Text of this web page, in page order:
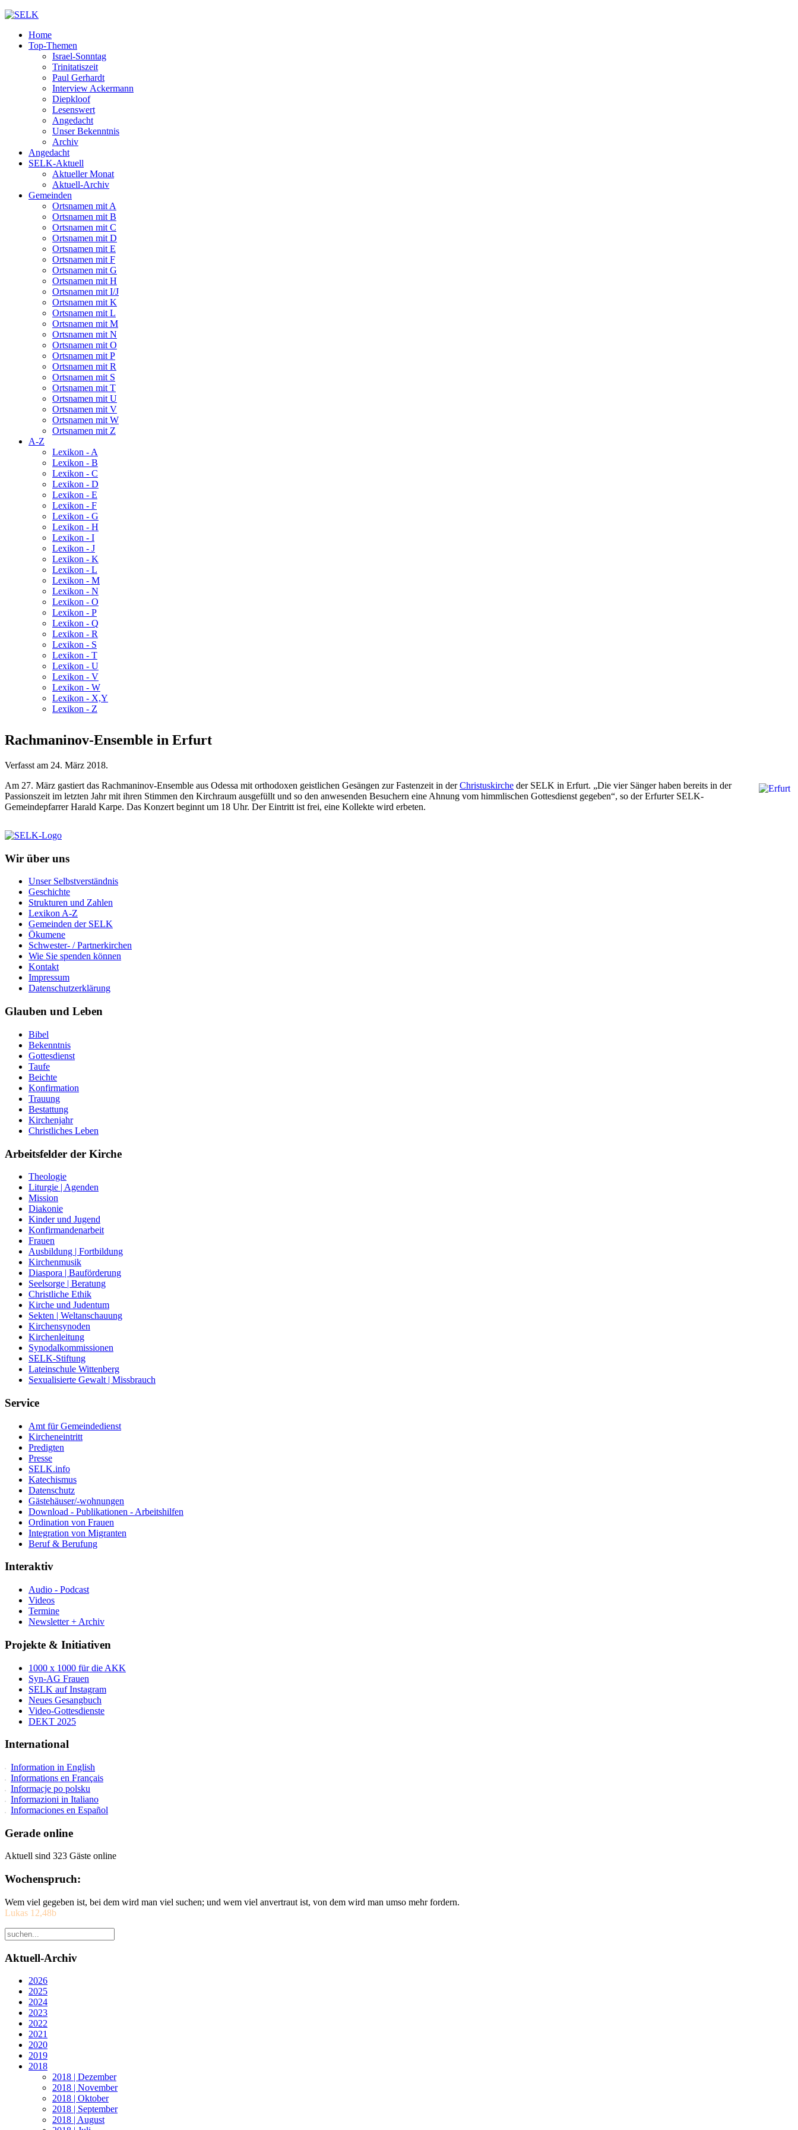
Home
Top-Themen
Israel-Sonntag
Trinitatiszeit
Paul Gerhardt
Interview Ackermann
Diepkloof
Lesenswert
Angedacht
Unser Bekenntnis
Archiv
Angedacht
SELK-Aktuell
Aktueller Monat
Aktuell-Archiv
Gemeinden
Ortsnamen mit A
Ortsnamen mit B
Ortsnamen mit C
Ortsnamen mit D
Ortsnamen mit E
Ortsnamen mit F
Ortsnamen mit G
Ortsnamen mit H
Ortsnamen mit I/J
Ortsnamen mit K
Ortsnamen mit L
Ortsnamen mit M
Ortsnamen mit N
Ortsnamen mit O
Ortsnamen mit P
Ortsnamen mit R
Ortsnamen mit S
Ortsnamen mit T
Ortsnamen mit U
Ortsnamen mit V
Ortsnamen mit W
Ortsnamen mit Z
A-Z
Lexikon - A
Lexikon - B
Lexikon - C
Lexikon - D
Lexikon - E
Lexikon - F
Lexikon - G
Lexikon - H
Lexikon - I
Lexikon - J
Lexikon - K
Lexikon - L
Lexikon - M
Lexikon - N
Lexikon - O
Lexikon - P
Lexikon - Q
Lexikon - R
Lexikon - S
Lexikon - T
Lexikon - U
Lexikon - V
Lexikon - W
Lexikon - X,Y
Lexikon - Z
Rachmaninov-Ensemble in Erfurt
Verfasst am 24. März 2018.
Am 27. März gastiert das Rachmaninov-Ensemble aus Odessa mit orthodoxen geistlichen Gesängen zur Fastenzeit in derChristuskirche der SELK in Erfurt. „Die vier Sänger haben bereits in der
Passionszeit im letzten Jahr mit ihren Stimmen den Kirchraum ausgefüllt und so den anwesenden Besuchern eine Ahnung vom himmlischen Gottesdienst gegeben“, so der Erfurter SELK-
Gemeindepfarrer Harald Karpe. Das Konzert beginnt um 18 Uhr. Der Eintritt ist frei, eine Kollekte wird erbeten.
Wir über uns
Unser Selbstverständnis
Geschichte
Strukturen und Zahlen
Lexikon A-Z
Gemeinden der SELK
Ökumene
Schwester- / Partnerkirchen
Wie Sie spenden können
Kontakt
Impressum
Datenschutzerklärung
Glauben und Leben
Bibel
Bekenntnis
Gottesdienst
Taufe
Beichte
Konfirmation
Trauung
Bestattung
Kirchenjahr
Christliches Leben
Arbeitsfelder der Kirche
Theologie
Liturgie | Agenden
Mission
Diakonie
Kinder und Jugend
Konfirmandenarbeit
Frauen
Ausbildung | Fortbildung
Kirchenmusik
Diaspora | Bauförderung
Seelsorge | Beratung
Christliche Ethik
Kirche und Judentum
Sekten | Weltanschauung
Kirchensynoden
Kirchenleitung
Synodalkommissionen
SELK-Stiftung
Lateinschule Wittenberg
Sexualisierte Gewalt | Missbrauch
Service
Amt für Gemeindedienst
Kircheneintritt
Predigten
Presse
SELK.info
Katechismus
Datenschutz
Gästehäuser/-wohnungen
Download - Publikationen - Arbeitshilfen
Ordination von Frauen
Integration von Migranten
Beruf & Berufung
Interaktiv
Audio - Podcast
Videos
Termine
Newsletter + Archiv
Projekte & Initiativen
1000 x 1000 für die AKK
Syn-AG Frauen
SELK auf Instagram
Neues Gesangbuch
Video-Gottesdienste
DEKT 2025
International
Information in English
Informations en Français
Informacje po polsku
Informazioni in Italiano
Informaciones en Español
Gerade online
Aktuell sind 323 Gäste online
Wochenspruch:
Wem viel gegeben ist, bei dem wird man viel suchen; und wem viel anvertraut ist, von dem wird man umso mehr fordern.
Lukas 12,48b
Aktuell-Archiv
2026
2025
2024
2023
2022
2021
2020
2019
2018
2018 | Dezember
2018 | November
2018 | Oktober
2018 | September
2018 | August